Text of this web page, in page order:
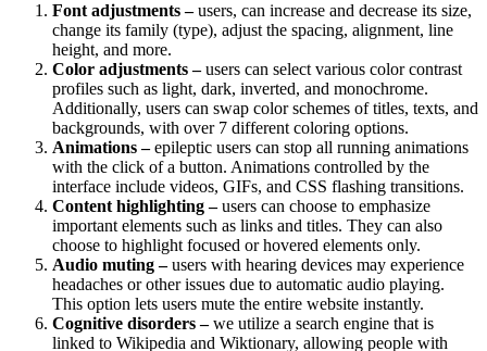
Font adjustments –users, can increase and decrease its size,
change its family (type), adjust the spacing, alignment, line
height, and more.
Color adjustments –users can select various color contrast
profiles such as light, dark, inverted, and monochrome.
Additionally, users can swap color schemes of titles, texts, and
backgrounds, with over 7 different coloring options.
Animations –epileptic users can stop all running animations
with the click of a button. Animations controlled by the
interface include videos, GIFs, and CSS flashing transitions.
Content highlighting –users can choose to emphasize
important elements such as links and titles. They can also
choose to highlight focused or hovered elements only.
Audio muting –users with hearing devices may experience
headaches or other issues due to automatic audio playing.
This option lets users mute the entire website instantly.
Cognitive disorders –we utilize a search engine that is
linked to Wikipedia and Wiktionary, allowing people with